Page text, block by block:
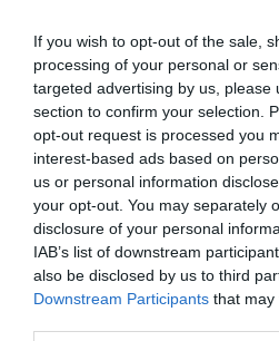
If you wish to opt-out of the sale,
processing of your personal or
targeted advertising by us, please
section to confirm your selection.
opt-out request is processed you
interest-based ads based on
us or personal information
your opt-out. You may separately
disclosure of your personal
IAB’s list of downstream
also be disclosed by us to third
Downstream Participants that may